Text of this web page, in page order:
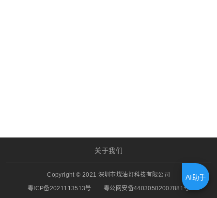
关于我们
Copyright © 2021 深圳市煤油灯科技有限公司
粤ICP备2021113513号
粤公网安备44030502007881号
AI助手